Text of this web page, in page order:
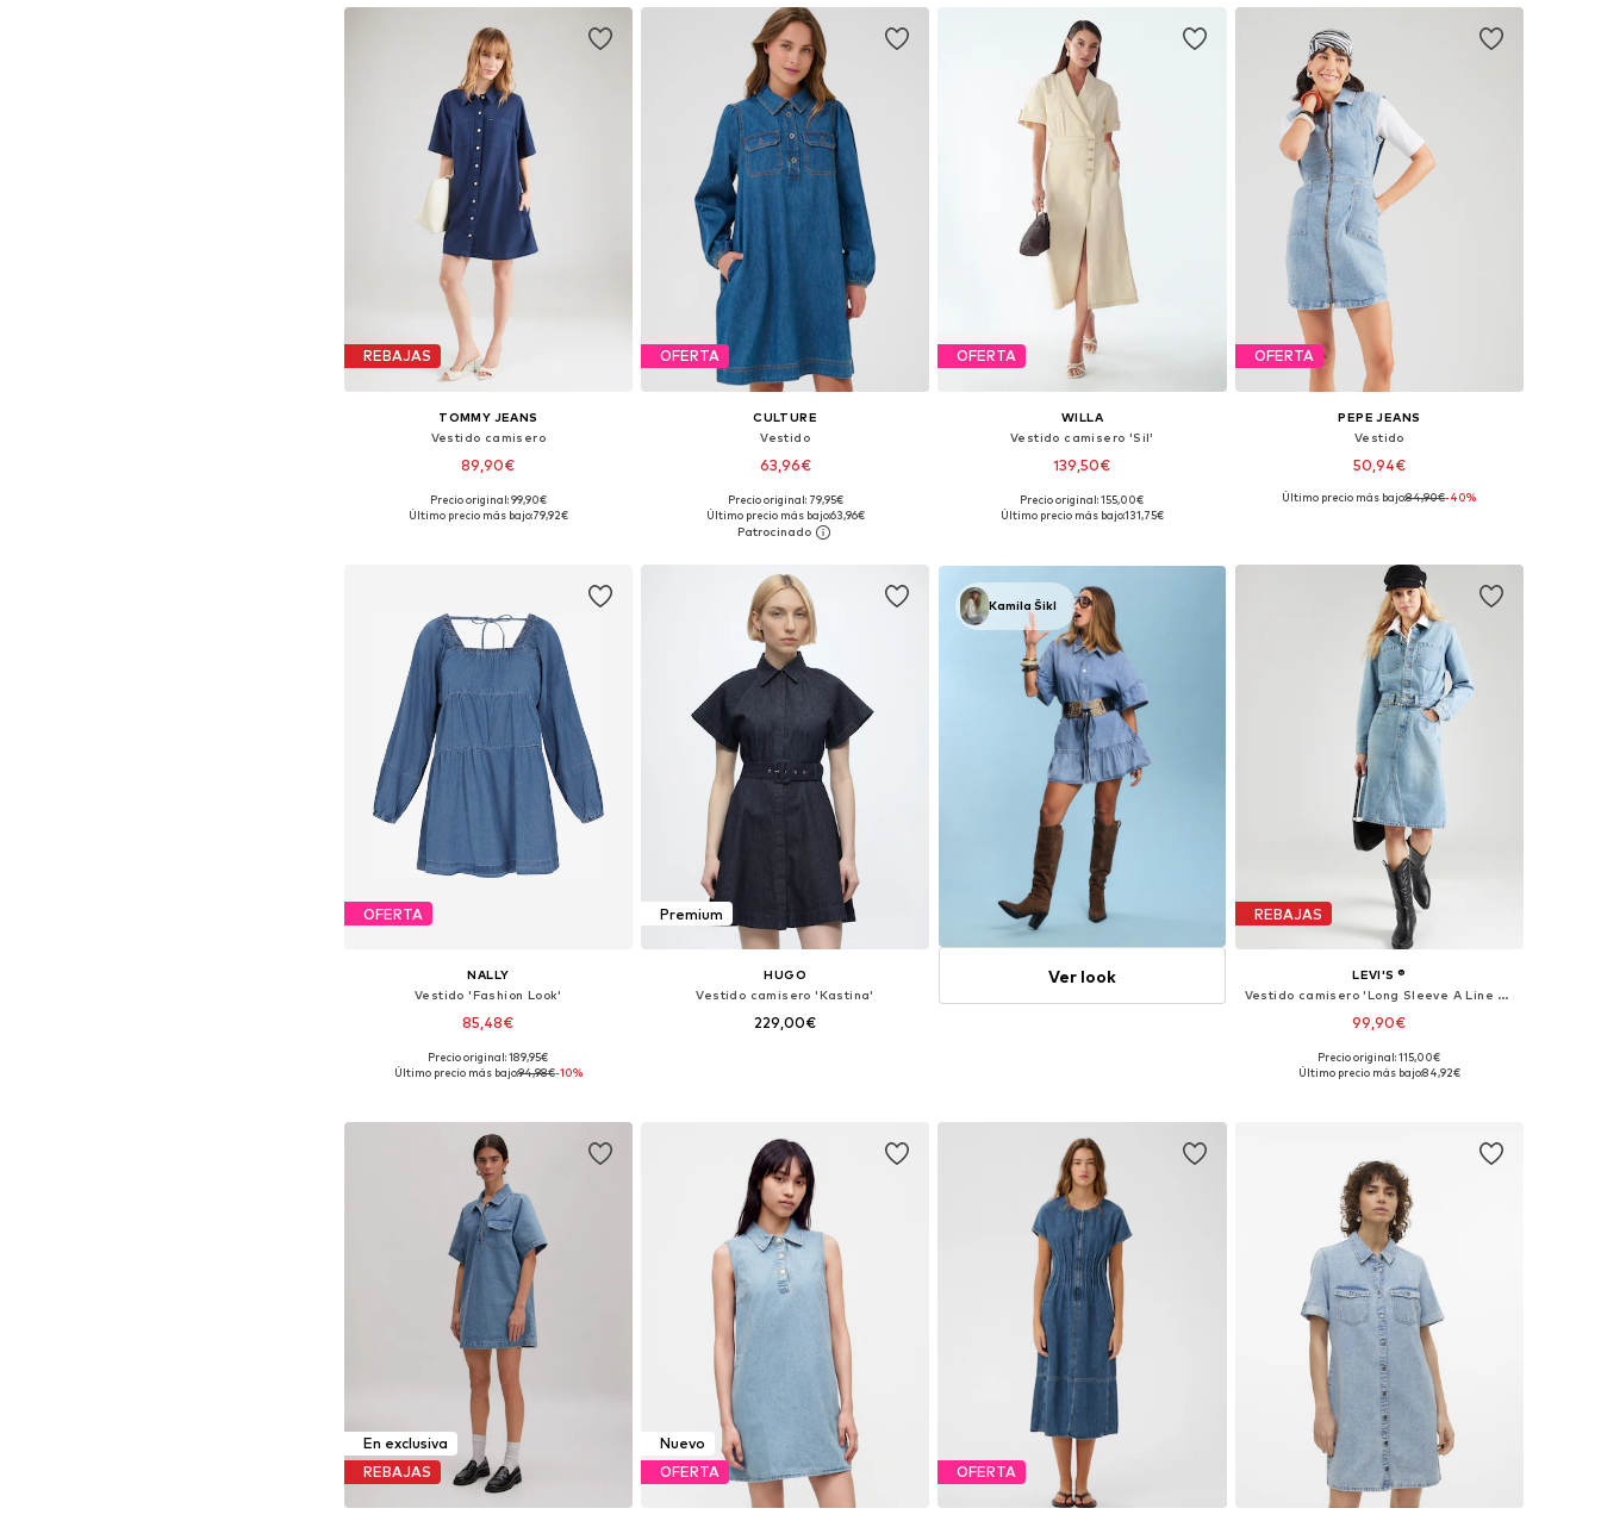
REBAJAS
TOMMY JEANS
Vestido camisero
89,90€
Tallas disponibles: 36, 38, 40, 42
Precio original: 99,90€
Último precio más bajo:79,92€
OFERTA
CULTURE
Vestido
63,96€
Tallas disponibles: 38, 40, 42, 44, 46
Añadir a la cesta
Precio original: 79,95€
Último precio más bajo:63,96€
OFERTA
WILLA
Vestido camisero 'Sil'
139,50€
Tallas disponibles: 36, 38, 40, 42, 44, 46
Precio original: 155,00€
Último precio más bajo:131,75€
OFERTA
PEPE JEANS
Vestido
50,94€
Tallas disponibles: 36, 38, 40, 42
Último precio más bajo:84,90€-40%
OFERTA
NALLY
Vestido 'Fashion Look'
85,48€
Tallas disponibles: 38, 40, 42, 44
Precio original: 189,95€
Último precio más bajo:94,98€-10%
Premium
HUGO
Vestido camisero 'Kastina'
229,00€
Kamila Šikl
Ver look
REBAJAS
LEVI'S ®
Vestido camisero 'Long Sleeve A Line Western Jumpsuit'
99,90€
Tallas disponibles: 36, 38, 40, 42
Precio original: 115,00€
Último precio más bajo:84,92€
En exclusiva
REBAJAS
Nuevo
OFERTA
OFERTA